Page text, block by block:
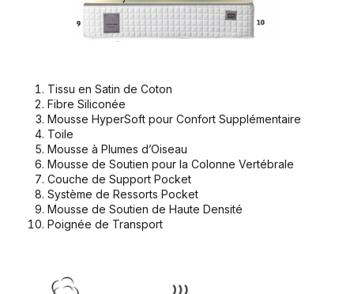
Tissu en Satin de Coton
Fibre Siliconée
Mousse HyperSoft pour Confort Supplémentaire
Toile
Mousse à Plumes d’Oiseau
Mousse de Soutien pour la Colonne Vertébrale
Couche de Support Pocket
Système de Ressorts Pocket
Mousse de Soutien de Haute Densité
Poignée de Transport